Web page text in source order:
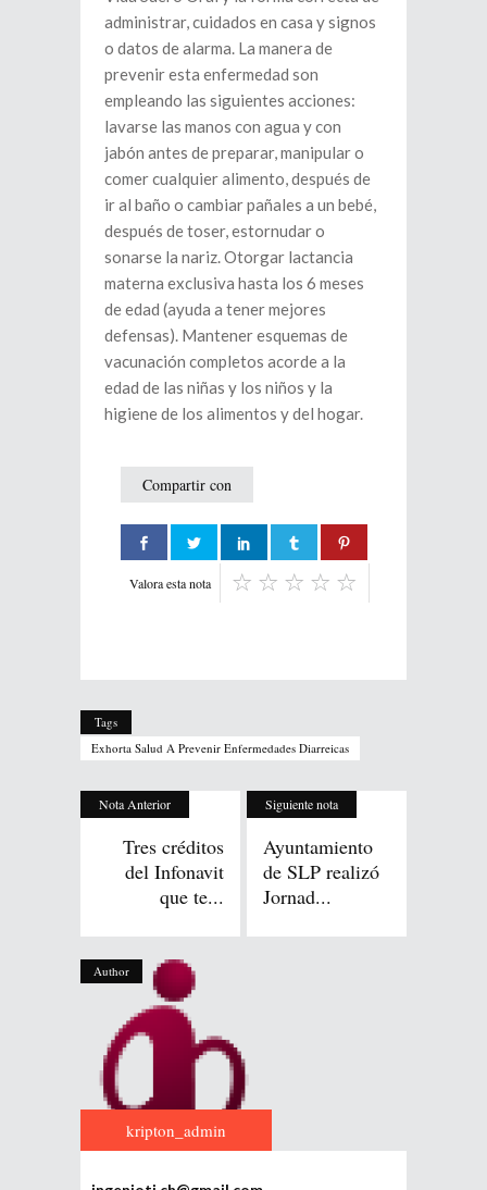
administrar, cuidados en casa y signos
o datos de alarma. La manera de
prevenir esta enfermedad son
empleando las siguientes acciones:
lavarse las manos con agua y con
jabón antes de preparar, manipular o
comer cualquier alimento, después de
ir al baño o cambiar pañales a un bebé,
después de toser, estornudar o
sonarse la nariz. Otorgar lactancia
materna exclusiva hasta los 6 meses
de edad (ayuda a tener mejores
defensas). Mantener esquemas de
vacunación completos acorde a la
edad de las niñas y los niños y la
higiene de los alimentos y del hogar.
Compartir con
Valora esta nota
Tags
Exhorta Salud A Prevenir Enfermedades Diarreicas
Nota Anterior
Tres créditos
del Infonavit
que te...
Siguiente nota
Ayuntamiento
de SLP realizó
Jornad...
Author
kripton_admin